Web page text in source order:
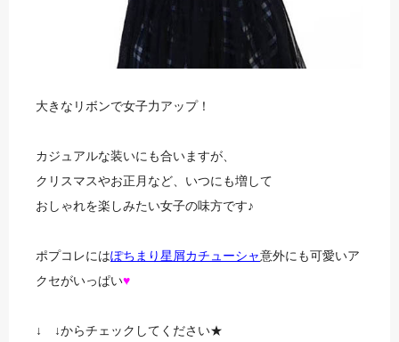
大きなリボンで女子力アップ！
カジュアルな装いにも合いますが、
クリスマスやお正月など、いつにも増して
おしゃれを楽しみたい女子の味方です♪
ポプコレにはぽちまり星屑カチューシャ意外にも可愛いア
クセがいっぱい♥
↓ ↓からチェックしてください★